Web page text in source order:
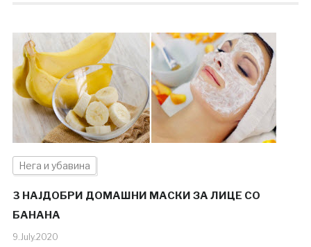
Нега и убавина
3 НАЈДОБРИ ДОМАШНИ МАСКИ ЗА ЛИЦЕ СО
БАНАНА
9.July.2020